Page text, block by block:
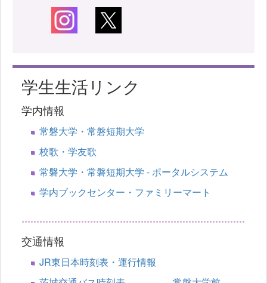
学生生活リンク
学内情報
常磐大学・常磐短期大学
校歌・学友歌
常磐大学・常磐短期大学 - ポータルシステム
学内ブックセンター・ファミリーマート
交通情報
JR東日本時刻表・運行情報